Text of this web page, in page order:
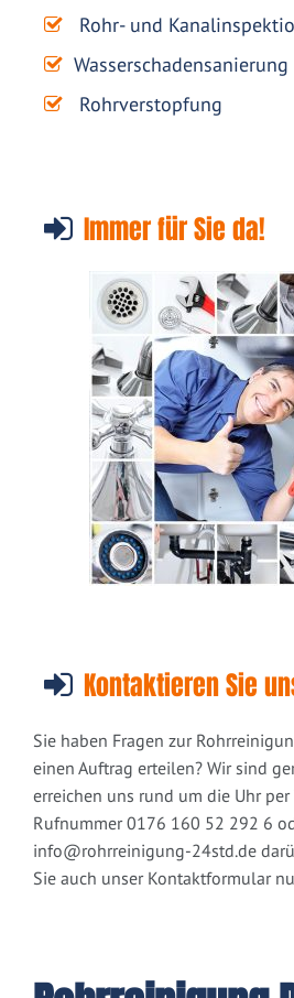
Rohr- und
Wasserschadensanierung
Rohrverstopfung
Immer für Sie da!
Kontaktieren Sie
Sie haben Fragen zur
einen Auftrag erteilen? Wir sind
erreichen uns rund um die Uhr
Rufnummer 0176 160 52 292 6
info@rohrreinigung-24std.de
Sie auch unser Kontaktformular